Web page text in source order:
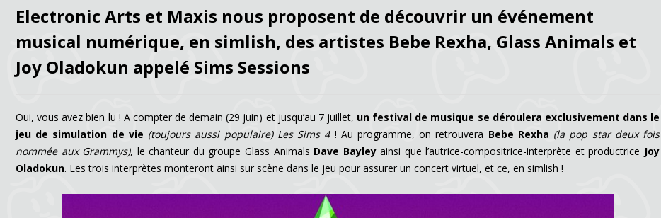
Electronic Arts et Maxis nous proposent de découvrir un événement
musical numérique, en simlish, des artistes Bebe Rexha, Glass Animals et
Joy Oladokun appelé Sims Sessions
Oui, vous avez bien lu ! A compter de demain (29 juin) et jusqu’au 7 juillet, un festival de musique se déroulera exclusivement dans le
jeu de simulation de vie (toujours aussi populaire) Les Sims 4! Au programme, on retrouvera Bebe Rexha (la pop star deux fois
nommée aux Grammys), le chanteur du groupe Glass Animals Dave Bayleyainsi que l’autrice-compositrice-interprète et productrice Joy
Oladokun. Les trois interprètes monteront ainsi sur scène dans le jeu pour assurer un concert virtuel, et ce, en simlish !